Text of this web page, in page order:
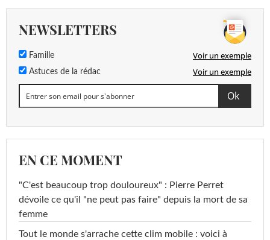
NEWSLETTERS
Famille Voir un exemple
Astuces de la rédac Voir un exemple
EN CE MOMENT
"C'est beaucoup trop douloureux" : Pierre Perret
dévoile ce qu'il "ne peut pas faire" depuis la mort de sa
femme
Tout le monde s'arrache cette clim mobile : voici à